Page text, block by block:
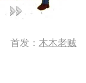
首发： 木木老贼